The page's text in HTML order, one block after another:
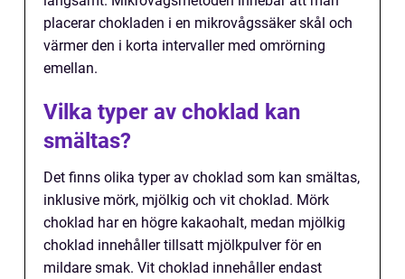
placerar chokladen i en mikrovågssäker skål och
värmer den i korta intervaller med omrörning
emellan.
Vilka typer av choklad kan
smältas?
Det finns olika typer av choklad som kan smältas,
inklusive mörk, mjölkig och vit choklad. Mörk
choklad har en högre kakaohalt, medan mjölkig
choklad innehåller tillsatt mjölkpulver för en
mildare smak. Vit choklad innehåller endast